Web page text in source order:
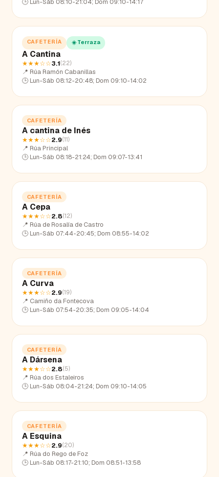
CAFETERÍA ☀️ Terraza
A Cantina
★★★☆☆3.1(22)
📍 Rúa Ramón Cabanillas
🕒 Lun-Sáb 08:12-20:48; Dom 09:10-14:02
CAFETERÍA
A cantina de Inés
★★★☆☆2.9(11)
📍 Rúa Principal
🕒 Lun-Sáb 08:18-21:24; Dom 09:07-13:41
CAFETERÍA
A Cepa
★★★☆☆2.8(12)
📍 Rúa de Rosalía de Castro
🕒 Lun-Sáb 07:44-20:45; Dom 08:55-14:02
CAFETERÍA
A Curva
★★★☆☆2.9(19)
📍 Camiño da Fontecova
🕒 Lun-Sáb 07:54-20:35; Dom 09:05-14:04
CAFETERÍA
A Dársena
★★★☆☆2.8(5)
📍 Rúa dos Estaleiros
🕒 Lun-Sáb 08:04-21:24; Dom 09:10-14:05
CAFETERÍA
A Esquina
★★★☆☆2.9(20)
📍 Rúa do Rego de Foz
🕒 Lun-Sáb 08:17-21:10; Dom 08:51-13:58